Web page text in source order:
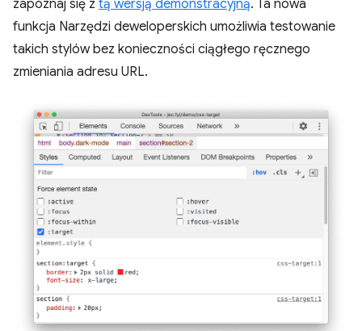
zapoznaj się z tą wersją demonstracyjną. Ta nowa
funkcja Narzędzi deweloperskich umożliwia testowanie
takich stylów bez konieczności ciągłego ręcznego
zmieniania adresu URL.